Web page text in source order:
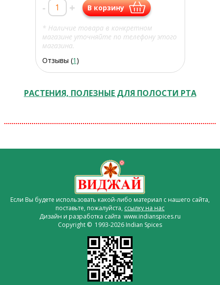
- + В корзину
* Наличие товара в конкретном
магазине уточняйте по телефону этого
магазина.
Отзывы (1 )
РАСТЕНИЯ, ПОЛЕЗНЫЕ ДЛЯ ПОЛОСТИ РТА
Если Вы будете использовать какой-либо материал с нашего сайта,
поставьте, пожалуйста, ссылку на нас
Дизайн и разработка сайта www.indianspices.ru
Copyright © 1993-2026 Indian Spices